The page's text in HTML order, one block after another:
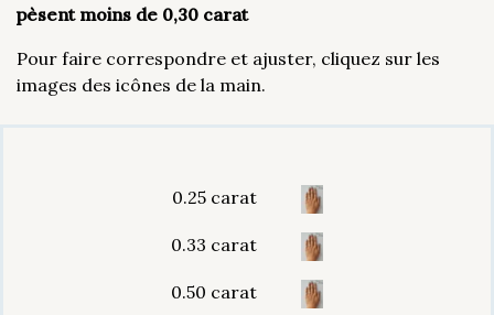
pèsent moins de 0,30 carat
Pour faire correspondre et ajuster, cliquez sur les
images des icônes de la main.
0.25 carat
0.33 carat
0.50 carat